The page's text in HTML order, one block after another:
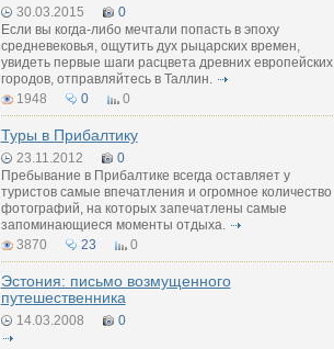
30.03.2015
0
Если вы когда-либо мечтали попасть в эпоху
средневековья, ощутить дух рыцарских времен,
увидеть первые шаги расцвета древних европейских
городов, отправляйтесь в Таллин.
1948
0 0
Туры в Прибалтику
23.11.2012
0
Пребывание в Прибалтике всегда оставляет у
туристов самые впечатления и огромное количество
фотографий, на которых запечатлены самые
запоминающиеся моменты отдыха.
3870
23 0
Эстония: письмо возмущенного
путешественника
14.03.2008 0